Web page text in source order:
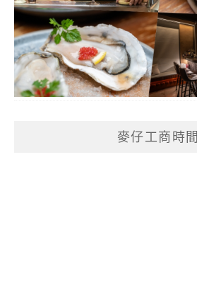
麥仔工商時間